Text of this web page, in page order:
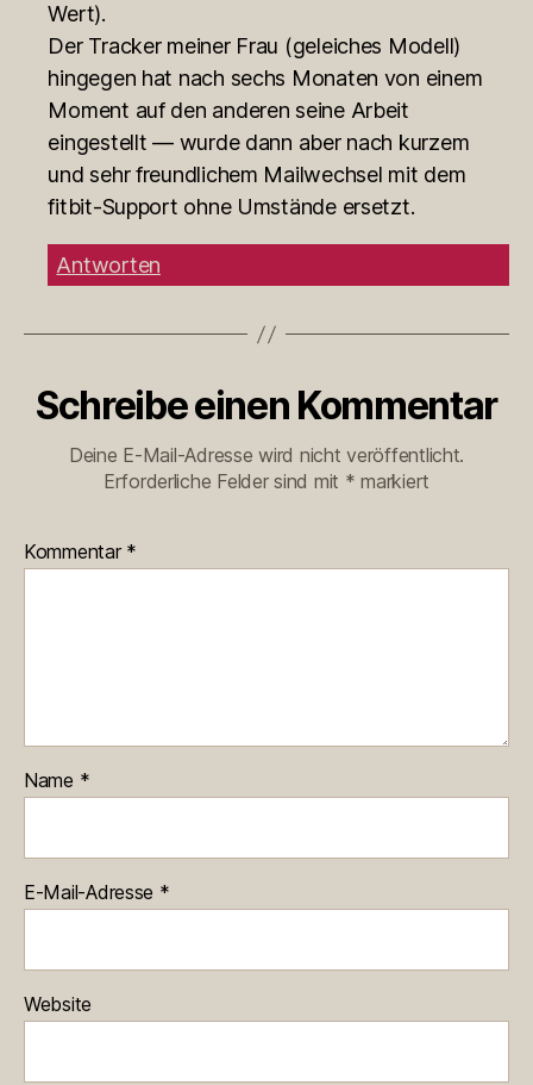
Wert).
Der Tracker meiner Frau (geleiches Modell)
hingegen hat nach sechs Monaten von einem
Moment auf den anderen seine Arbeit
eingestellt — wurde dann aber nach kurzem
und sehr freundlichem Mailwechsel mit dem
fitbit-Support ohne Umstände ersetzt.
Antworten
Schreibe einen Kommentar
Deine E-Mail-Adresse wird nicht veröffentlicht.
Erforderliche Felder sind mit * markiert
Kommentar *
Name *
E-Mail-Adresse *
Website